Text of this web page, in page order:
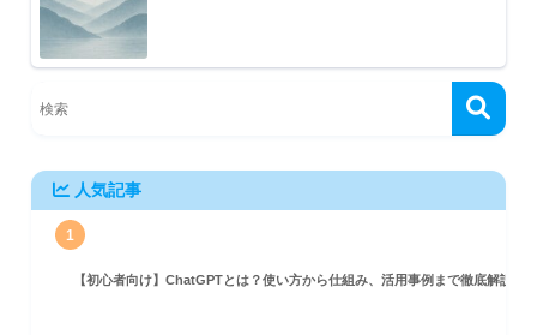
ション
人気記事
1
【初心者向け】ChatGPTとは？使い方から仕組み、活用事例まで徹底解説